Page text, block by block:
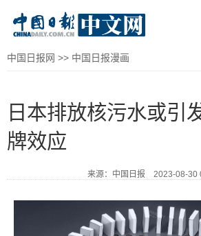
中国日报网 >> 中国日报漫画
日本排放核污水或引
牌效应
来源：中国日报 2023-08-30